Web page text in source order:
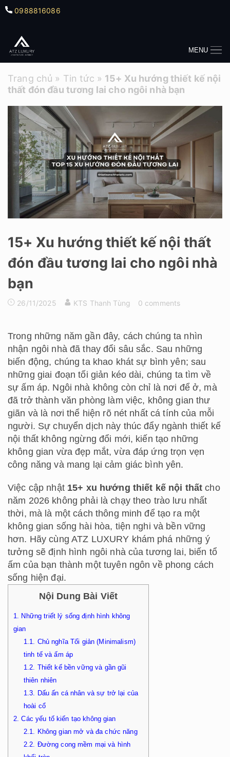
0988816086
MENU
Trang chủ » Tin tức » 15+ Xu hướng thiết kế nội
thất đón đầu tương lai cho ngôi nhà bạn
15+ Xu hướng thiết kế nội thất
đón đầu tương lai cho ngôi nhà
bạn
26/11/2025 KTS Thanh Tùng 0 comments
Trong những năm gần đây, cách chúng ta nhìn
nhận ngôi nhà đã thay đổi sâu sắc. Sau những
biến động, chúng ta khao khát sự bình yên; sau
những giai đoạn tối giản kéo dài, chúng ta tìm về
sự ấm áp. Ngôi nhà không còn chỉ là nơi để ở, mà
đã trở thành văn phòng làm việc, không gian thư
giãn và là nơi thể hiện rõ nét nhất cá tính của mỗi
người. Sự chuyển dịch này thúc đẩy ngành thiết kế
nội thất không ngừng đổi mới, kiến tạo những
không gian vừa đẹp mắt, vừa đáp ứng trọn vẹn
công năng và mang lại cảm giác bình yên.
Việc cập nhật 15+ xu hướng thiết kế nội thất cho
năm 2026 không phải là chạy theo trào lưu nhất
thời, mà là một cách thông minh để tạo ra một
không gian sống hài hòa, tiện nghi và bền vững
hơn. Hãy cùng ATZ LUXURY khám phá những ý
tưởng sẽ định hình ngôi nhà của tương lai, biến tổ
ấm của bạn thành một tuyên ngôn về phong cách
sống hiện đại.
Nội Dung Bài Viết
1. Những triết lý sống định hình không
gian
1.1. Chủ nghĩa Tối giản (Minimalism)
tinh tế và ấm áp
1.2. Thiết kế bền vững và gần gũi
thiên nhiên
1.3. Dấu ấn cá nhân và sự trở lại của
hoài cổ
2. Các yếu tố kiến tạo không gian
2.1. Không gian mở và đa chức năng
2.2. Đường cong mềm mại và hình